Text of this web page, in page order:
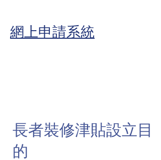
網上申請系統
長者裝修津貼設立目
的